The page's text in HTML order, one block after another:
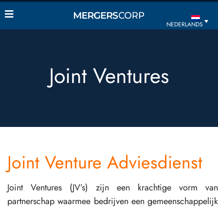
NEDERLANDS
Joint Ventures
Joint Venture Adviesdienst
Joint Ventures (JV’s) zijn een krachtige vorm van
partnerschap waarmee bedrijven een gemeenschappelijk